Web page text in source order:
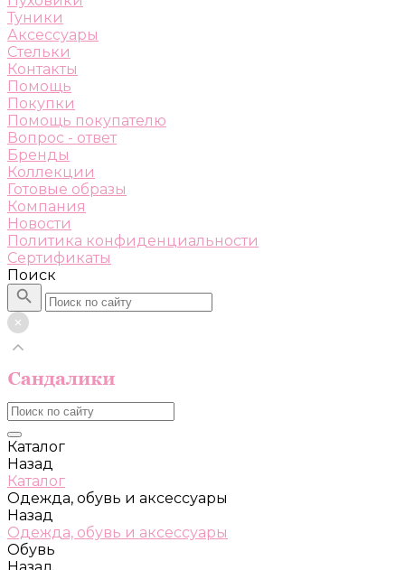
Туники
Аксессуары
Стельки
Контакты
Помощь
Покупки
Помощь покупателю
Вопрос - ответ
Бренды
Коллекции
Готовые образы
Компания
Новости
Политика конфиденциальности
Сертификаты
Поиск
Каталог
Назад
Каталог
Одежда, обувь и аксессуары
Назад
Одежда, обувь и аксессуары
Обувь